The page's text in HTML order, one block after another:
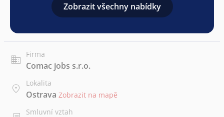
Zobrazit všechny nabídky
Firma
Comac jobs s.r.o.
Lokalita
Ostrava Zobrazit na mapě
Smluvní vztah